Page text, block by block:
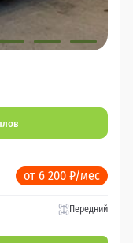
от 6 200 ₽/мес
Передний